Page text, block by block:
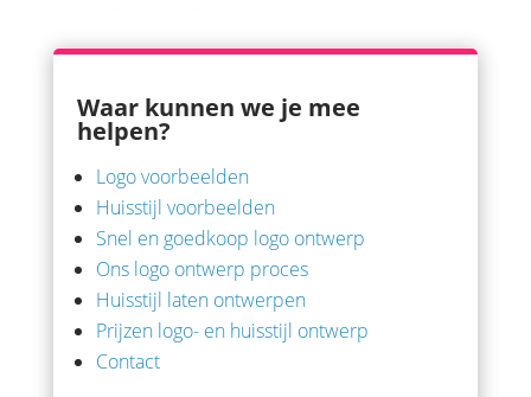
Waar kunnen we je mee
helpen?
Logo voorbeelden
Huisstijl voorbeelden
Snel en goedkoop logo ontwerp
Ons logo ontwerp proces
Huisstijl laten ontwerpen
Prijzen logo- en huisstijl ontwerp
Contact